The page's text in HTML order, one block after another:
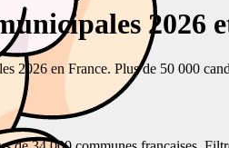
2026
2026 en France. Plus de 50 000